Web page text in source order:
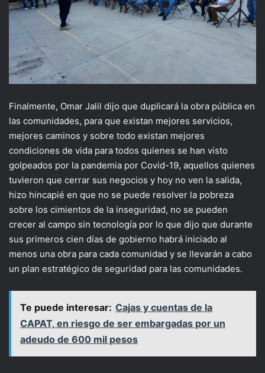
Finalmente, Omar Jalil dijo que duplicará la obra pública en
las comunidades, para que existan mejores servicios,
mejores caminos y sobre todo existan mejores
condiciones de vida para todos quienes se han visto
golpeados por la pandemia por Covid-19, aquellos quienes
tuvieron que cerrar sus negocios y hoy no ven la salida,
hizo hincapié en que no se puede resolver la pobreza
sobre los cimientos de la inseguridad, no se pueden
crecer al campo sin tecnología por lo que dijo que durante
sus primeros cien días de gobierno habrá iniciado al
menos una obra para cada comunidad y se llevarán a cabo
un plan estratégico de seguridad para las comunidades.
Te puede interesar: Cajas y cuentas de la
CAPAT, en riesgo de ser embargadas por un
adeudo de 600 mil pesos